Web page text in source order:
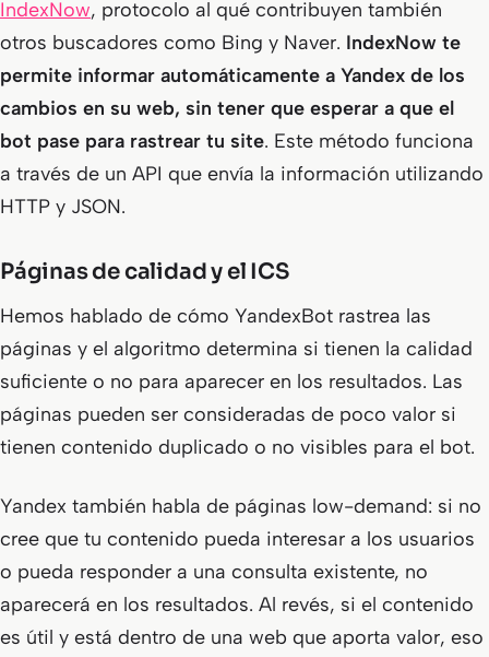
IndexNow, protocolo al qué contribuyen también
otros buscadores como Bing y Naver. IndexNow te
permite informar automáticamente a Yandex de los
cambios en su web, sin tener que esperar a que el
bot pase para rastrear tu site. Este método funciona
a través de un API que envía la información utilizando
HTTP y JSON.
Páginas de calidad y el ICS
Hemos hablado de cómo YandexBot rastrea las
páginas y el algoritmo determina si tienen la calidad
suficiente o no para aparecer en los resultados. Las
páginas pueden ser consideradas de poco valor si
tienen contenido duplicado o no visibles para el bot.
Yandex también habla de páginas low-demand: si no
cree que tu contenido pueda interesar a los usuarios
o pueda responder a una consulta existente, no
aparecerá en los resultados. Al revés, si el contenido
es útil y está dentro de una web que aporta valor, eso